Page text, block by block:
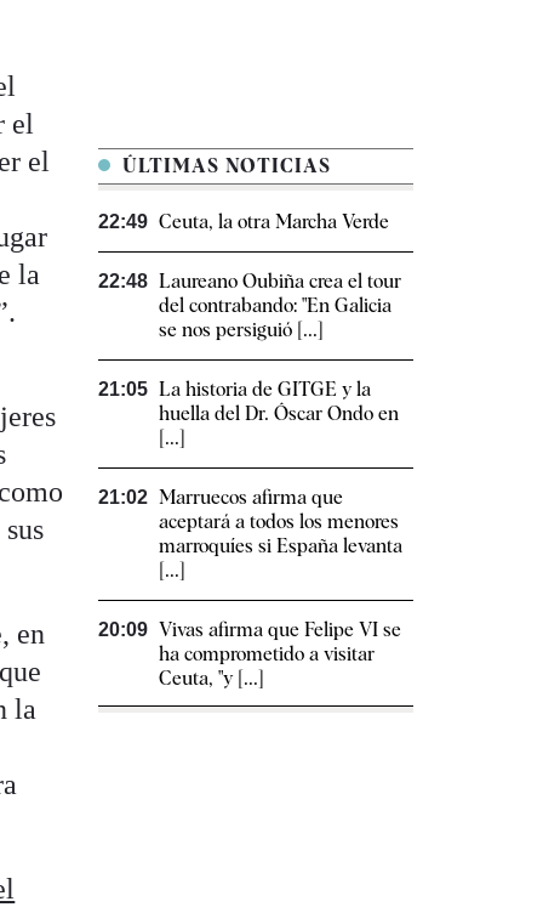
el
el
la
en
la
ÚLTIMAS NOTICIAS
22:49 Ceuta, la otra Marcha Verde
22:48 Laureano Oubiña crea el tour
del contrabando: "En Galicia
se nos persiguió [...]
21:05 La historia de GITGE y la
huella del Dr. Óscar Ondo en
[...]
21:02 Marruecos afirma que
aceptará a todos los menores
marroquíes si España levanta
[...]
20:09 Vivas afirma que Felipe VI se
ha comprometido a visitar
Ceuta, "y [...]